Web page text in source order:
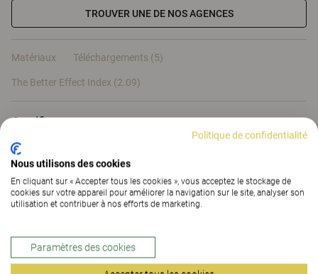
TROUVER UNE DE NOS AGENCES
Matériaux Téléchargements (5)
The Better Effect Index (2.09)
Certificats
Matériaux
Téléchargements (5)
Politique de confidentialité
Nous utilisons des cookies
En cliquant sur « Accepter tous les cookies », vous acceptez le stockage de
cookies sur votre appareil pour améliorer la navigation sur le site, analyser son
utilisation et contribuer à nos efforts de marketing.
Paramètres des cookies